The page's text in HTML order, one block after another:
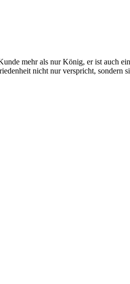
mehr als nur König, er ist auch
nicht nur verspricht, sondern